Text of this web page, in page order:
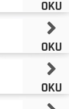
OKU
OKU
OKU